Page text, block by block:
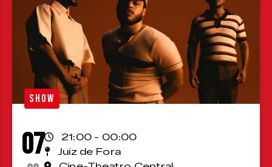
SHOW
07
21:00 - 00:00
Juiz de Fora